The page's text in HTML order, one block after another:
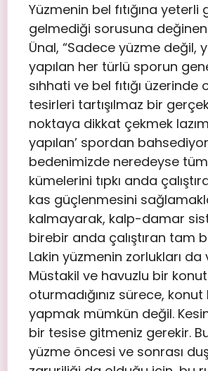
Yüzmenin bel fıtığına yeterli
gelmediği sorusuna değinen
Ünal, “Sadece yüzme değil,
yapılan her türlü sporun
sıhhati ve bel fıtığı üzerinde
tesirleri tartışılmaz bir
noktaya dikkat çekmek
yapılan’ spordan
bedenimizde neredeyse
kümelerini tıpkı anda
kas güçlenmesini
kalmayarak, kalp-damar
birebir anda çalıştıran tam
Lakin yüzmenin zorlukları da
Müstakil ve havuzlu bir
oturmadığınız sürece,
yapmak mümkün değil.
bir tesise gitmeniz gerekir.
yüzme öncesi ve sonrası